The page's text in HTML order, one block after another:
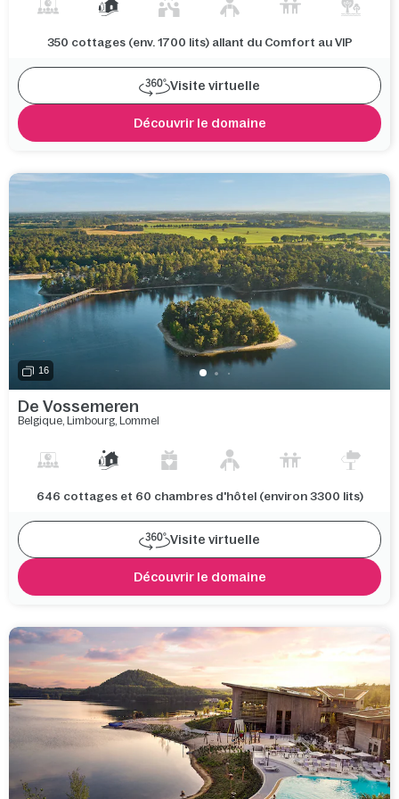
350 cottages (env. 1700 lits) allant du Comfort au VIP
Visite virtuelle
Découvrir le domaine
16
De Vossemeren
Belgique Limbourg Lommel
646 cottages et 60 chambres d'hôtel (environ 3300 lits)
Visite virtuelle
Découvrir le domaine